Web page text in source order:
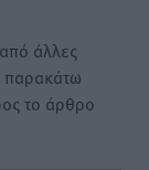
άλλες
παρακάτω
το άρθρο